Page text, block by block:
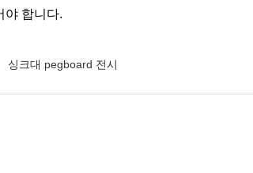
야 합니다.
싱크대 pegboard 전시